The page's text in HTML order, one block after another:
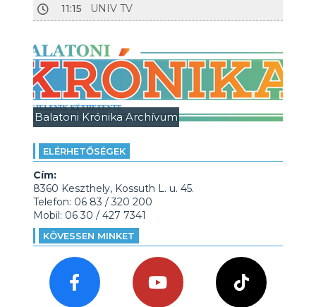
11:15
UNIV TV
Balatoni Krónika Archívum
ELÉRHETŐSÉGEK
Cím:
8360 Keszthely, Kossuth L. u. 45.
Telefon: 06 83 / 320 200
Mobil: 06 30 / 427 7341
KÖVESSEN MINKET